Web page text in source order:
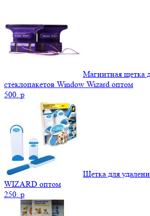
Магнитная щетка
стеклопакетов Window Wizard оптом
500. p
Щетка для
WIZARD оптом
250. p